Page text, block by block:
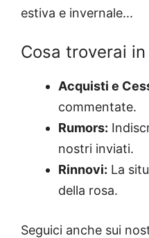
estiva e invernale...
Cosa troverai
Acquisti e
commentate.
Rumors:
nostri inviati.
Rinnovi: La
della rosa.
Seguici anche sui